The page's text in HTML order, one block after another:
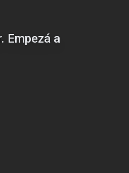
Empezá a